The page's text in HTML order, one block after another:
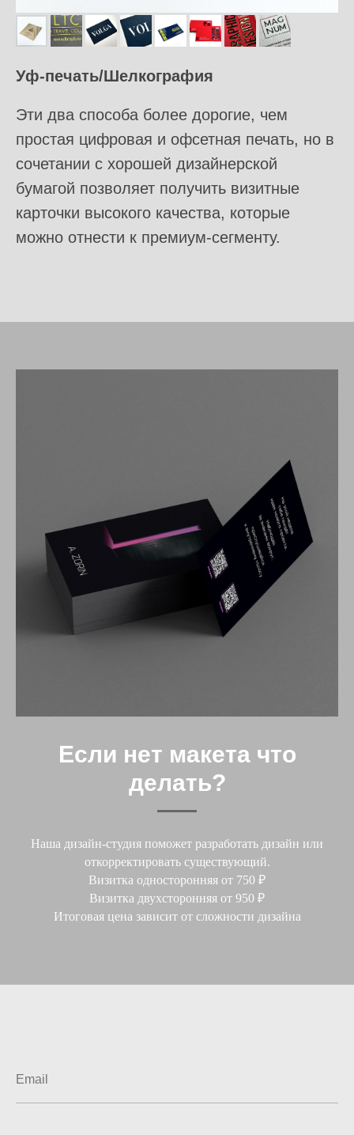
Уф-печать/Шелкография
Эти два способа более дорогие, чем
простая цифровая и офсетная печать, но в
сочетании с хорошей дизайнерской
бумагой позволяет получить визитные
карточки высокого качества, которые
можно отнести к премиум-сегменту.
Если нет макета что
делать?
Наша дизайн-студия поможет разработать дизайн или
откорректировать существующий.
Визитка односторонняя от 750 ₽
Визитка двухсторонняя от 950 ₽
Итоговая цена зависит от сложности дизайна